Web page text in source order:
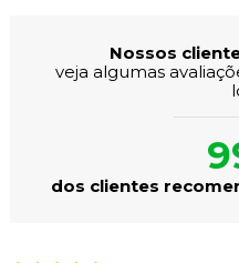
Nossos
veja algumas
dos clientes